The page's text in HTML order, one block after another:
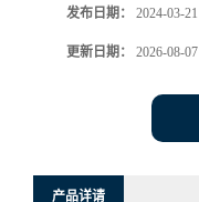
发布日期： 2024-03-21
更新日期： 2026-08-07
产品详请